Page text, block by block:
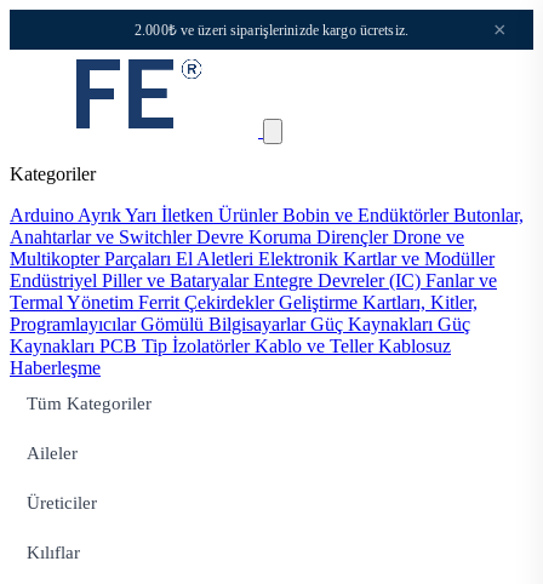
2.000₺ ve üzeri siparişlerinizde kargo ücretsiz. ×
Kategoriler
Arduino Ayrık Yarı İletken ÜrünlerBobin ve EndüktörlerButonlar,
Anahtarlar ve SwitchlerDevre Koruma DirençlerDrone ve
Multikopter Parçaları El Aletleri Elektronik Kartlar ve Modüller
Endüstriyel Piller ve BataryalarEntegre Devreler (IC) Fanlar ve
Termal Yönetim Ferrit ÇekirdeklerGeliştirme Kartları, Kitler,
ProgramlayıcılarGömülü BilgisayarlarGüç Kaynakları Güç
Kaynakları PCB Tip İzolatörlerKablo ve TellerKablosuz
Haberleşme
Tüm Kategoriler
Aileler
Üreticiler
Kılıflar